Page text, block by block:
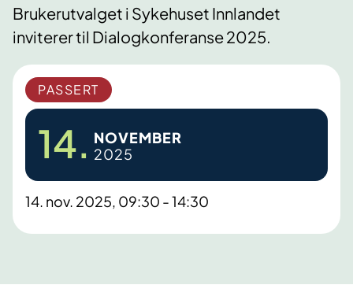
Brukerutvalget i Sykehuset Innlandet
inviterer til Dialogkonferanse 2025.
PASSERT
14. NOVEMBER
2025
14. nov. 2025, 09:30 - 14:30